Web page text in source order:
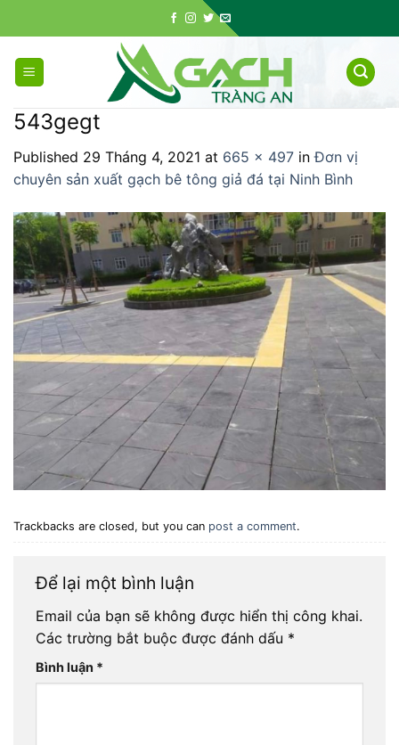
to
content
543gegt
Published 29 Tháng 4, 2021 at 665 × 497 inĐơn vị
chuyên sản xuất gạch bê tông giả đá tại Ninh Bình
Trackbacks are closed, but you can post a comment.
Để lại một bình luận
Email của bạn sẽ không được hiển thị công khai.
Các trường bắt buộc được đánh dấu *
Bình luận *